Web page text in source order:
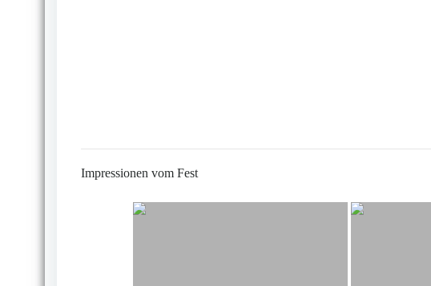
Impressionen vom Fest